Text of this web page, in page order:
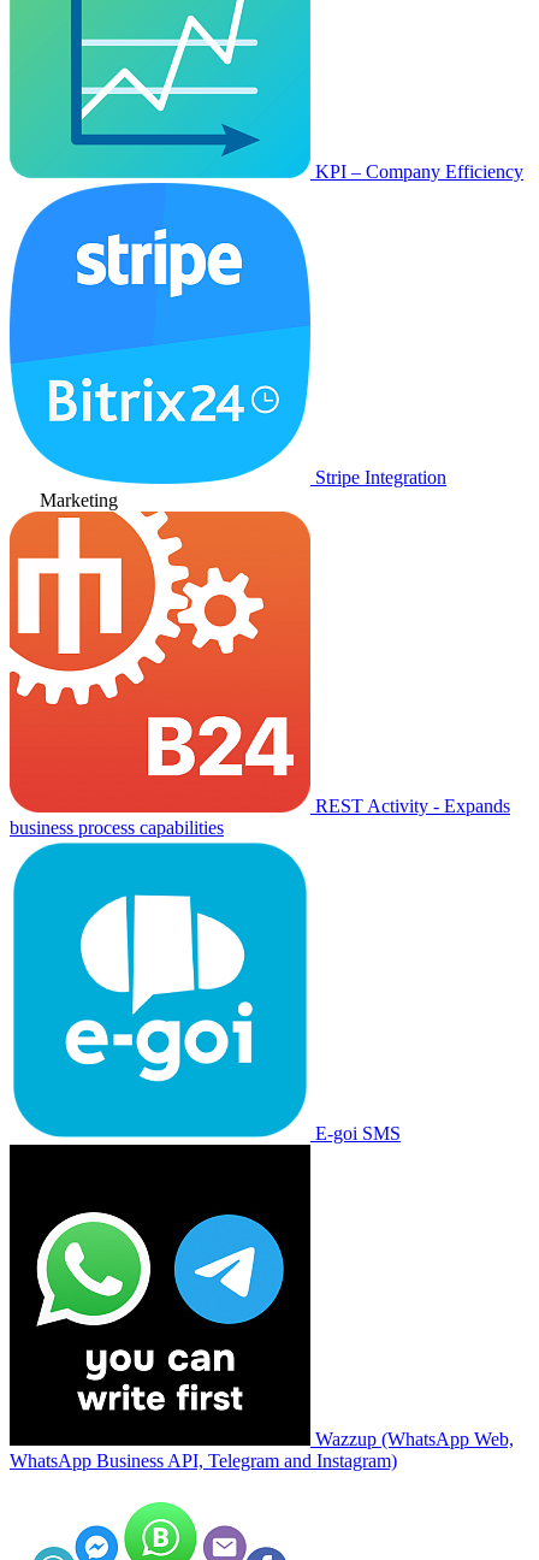
KPI – Company Efficiency
Stripe Integration
Marketing
REST Activity - Expands
business process capabilities
E-goi SMS
Wazzup (WhatsApp Web,
WhatsApp Business API, Telegram and Instagram)